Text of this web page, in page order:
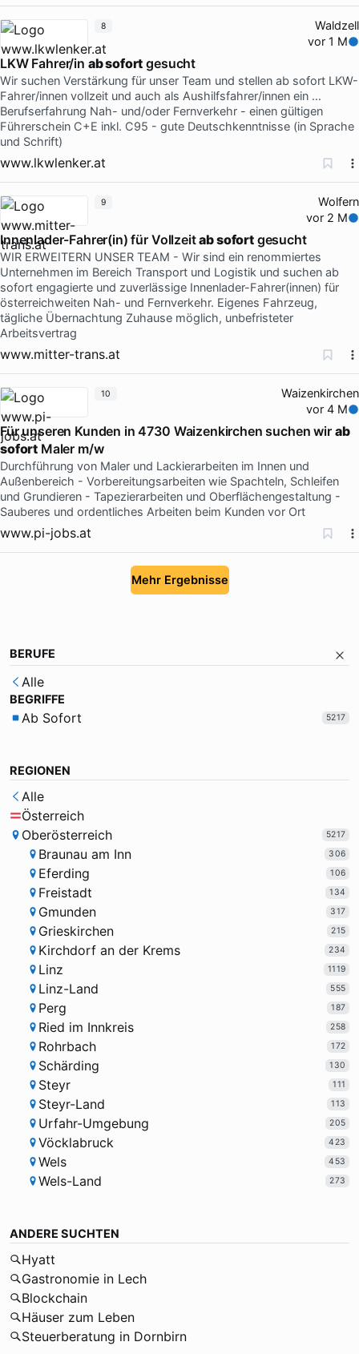
Waldzell
vor 1 M
LKW Fahrer/in ab sofort gesucht
Wir suchen Verstärkung für unser Team und stellen ab sofort LKW-
Fahrer/innen vollzeit und auch als Aushilfsfahrer/innen ein …
Berufserfahrung Nah- und/oder Fernverkehr - einen gültigen
Führerschein C+E inkl. C95 - gute Deutschkenntnisse (in Sprache
und Schrift)
www.lkwlenker.at
8
Wolfern
vor 2 M
Innenlader-Fahrer(in) für Vollzeitab sofortgesucht
WIR ERWEITERN UNSER TEAM - Wir sind ein renommiertes
Unternehmen im Bereich Transport und Logistik und suchen ab
sofort engagierte und zuverlässige Innenlader-Fahrer(innen) für
österreichweiten Nah- und Fernverkehr. Eigenes Fahrzeug,
tägliche Übernachtung Zuhause möglich, unbefristeter
Arbeitsvertrag
www.mitter-trans.at
9
Waizenkirchen
vor 4 M
Für unseren Kunden in 4730 Waizenkirchen suchen wir ab
sofort Maler m/w
Durchführung von Maler und Lackierarbeiten im Innen und
Außenbereich - Vorbereitungsarbeiten wie Spachteln, Schleifen
und Grundieren - Tapezierarbeiten und Oberflächengestaltung -
Sauberes und ordentliches Arbeiten beim Kunden vor Ort
www.pi-jobs.at
10
Mehr Ergebnisse
BERUFE
Alle
BEGRIFFE
Ab Sofort 5217
REGIONEN
Alle
Österreich
Oberösterreich
5217
Braunau am Inn 306
Eferding 106
Freistadt 134
Gmunden 317
Grieskirchen 215
Kirchdorf an der Krems 234
Linz 1119
Linz-Land 555
Perg 187
Ried im Innkreis 258
Rohrbach 172
Schärding 130
Steyr 111
Steyr-Land 113
Urfahr-Umgebung 205
Vöcklabruck 423
Wels 453
Wels-Land 273
ANDERE SUCHTEN
Hyatt
Gastronomie in Lech
Blockchain
Häuser zum Leben
Steuerberatung in Dornbirn